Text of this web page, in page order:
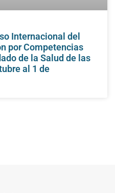
Internacional del
por Competencias
de la Salud de las
al 1 de